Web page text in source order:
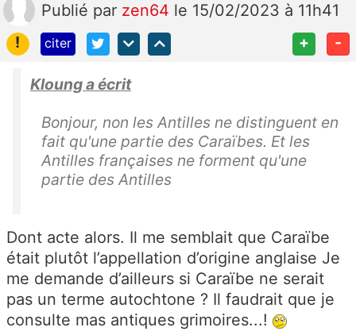
Publié par zen64 le 15/02/2023 à 11h41
!
citer + -
Kloung a écrit
Bonjour, non les Antilles ne distinguent en
fait qu'une partie des Caraïbes. Et les
Antilles françaises ne forment qu'une
partie des Antilles
Dont acte alors. Il me semblait que Caraïbe
était plutôt l’appellation d’origine anglaise Je
me demande d’ailleurs si Caraïbe ne serait
pas un terme autochtone ? Il faudrait que je
consulte mas antiques grimoires...!